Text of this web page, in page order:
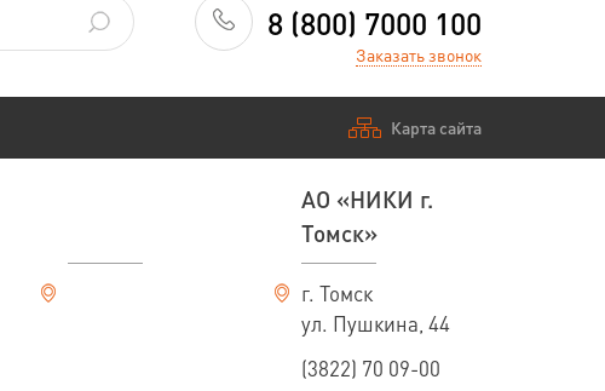
8 (800) 7000 100
Заказать звонок
Карта сайта
АО «НИКИ г.
Томск»
г. Томск
ул. Пушкина, 44
(3822) 70 09-00